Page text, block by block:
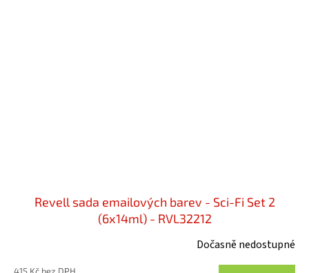
Revell sada emailových barev - Sci-Fi Set 2
(6x14ml) - RVL32212
Dočasně nedostupné